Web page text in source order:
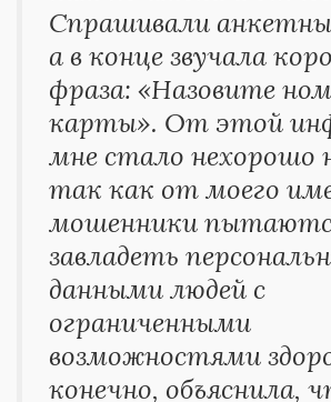
Спрашивали
а в конце звучала
фраза: «Назовите
карты». От этой
мне стало нехорошо
так как от моего
мошенники
завладеть
данными людей с
ограниченными
возможностями
конечно, объяснила,